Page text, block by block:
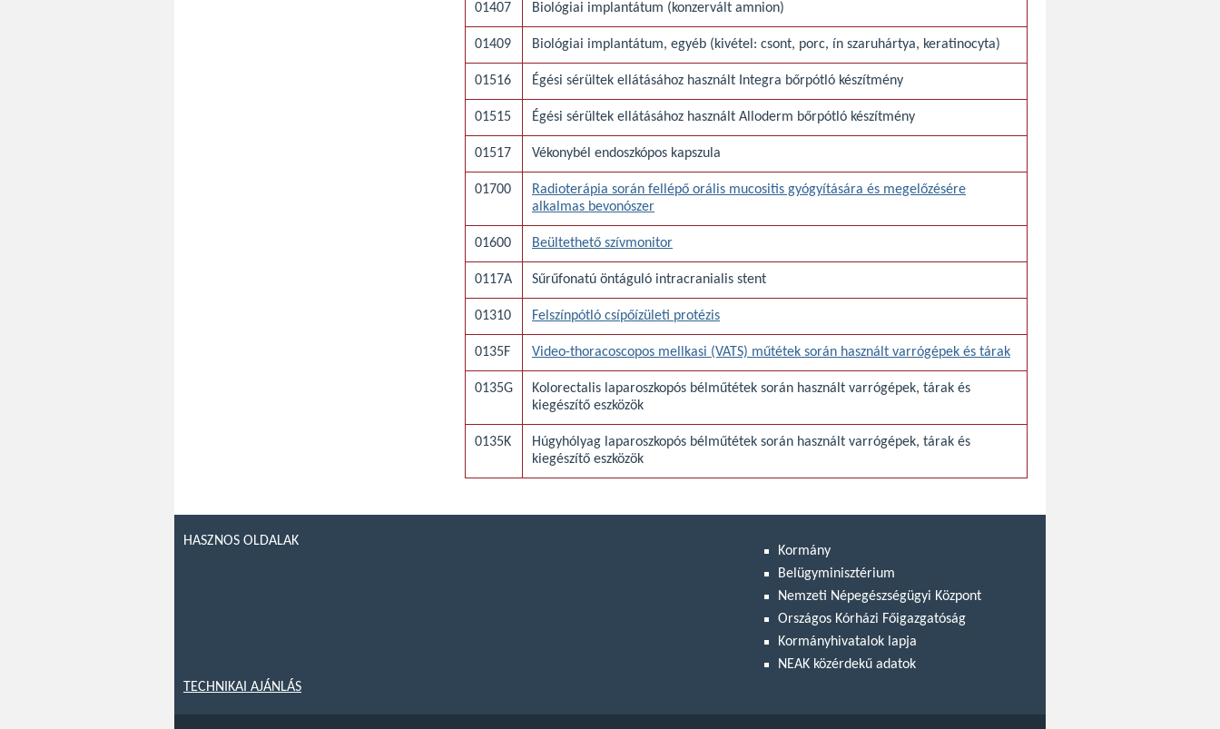
01407 Biológiai implantátum (konzervált amnion)
01409 Biológiai implantátum, egyéb (kivétel: csont, porc, ín szaruhártya, keratinocyta)
01516 Égési sérültek ellátásához használt Integra bőrpótló készítmény
01515 Égési sérültek ellátásához használt Alloderm bőrpótló készítmény
01517 Vékonybél endoszkópos kapszula
01700
Radioterápia során fellépő orális mucositis gyógyítására és megelőzésére
alkalmas bevonószer
01600 Beültethető szívmonitor
0117A Sűrűfonatú öntáguló intracranialis stent
01310 Felszínpótló csípőízületi protézis
0135F Video-thoracoscopos mellkasi (VATS) műtétek során használt varrógépek és tárak
0135G
Kolorectalis laparoszkopós bélműtétek során használt varrógépek, tárak és
kiegészítő eszközök
0135K
Húgyhólyag laparoszkopós bélműtétek során használt varrógépek, tárak és
kiegészítő eszközök
HASZNOS OLDALAK
Kormány
Belügyminisztérium
Nemzeti Népegészségügyi Központ
Országos Kórházi Főigazgatóság
Kormányhivatalok lapja
NEAK közérdekű adatok
TECHNIKAI AJÁNLÁS